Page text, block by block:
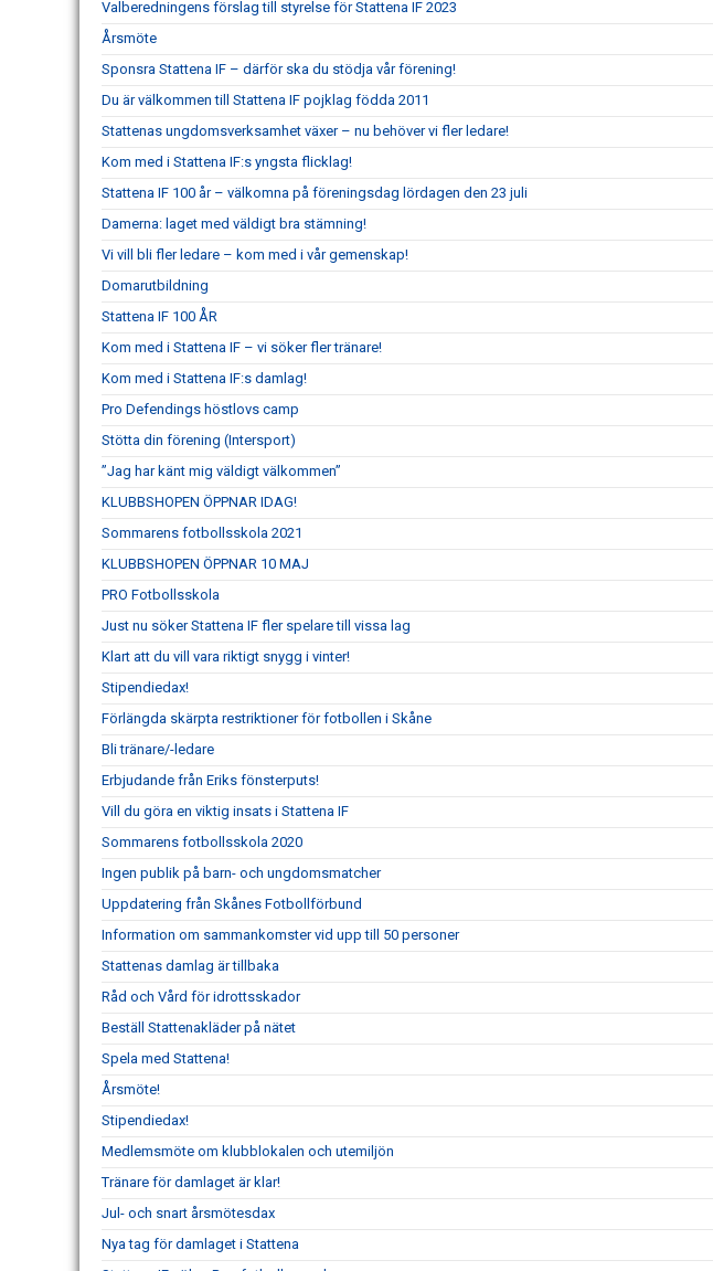
Valberedningens förslag till styrelse för Stattena IF 2023
Årsmöte
Sponsra Stattena IF – därför ska du stödja vår förening!
Du är välkommen till Stattena IF pojklag födda 2011
Stattenas ungdomsverksamhet växer – nu behöver vi fler ledare!
Kom med i Stattena IF:s yngsta flicklag!
Stattena IF 100 år – välkomna på föreningsdag lördagen den 23 juli
Damerna: laget med väldigt bra stämning!
Vi vill bli fler ledare – kom med i vår gemenskap!
Domarutbildning
Stattena IF 100 ÅR
Kom med i Stattena IF – vi söker fler tränare!
Kom med i Stattena IF:s damlag!
Pro Defendings höstlovs camp
Stötta din förening (Intersport)
”Jag har känt mig väldigt välkommen”
KLUBBSHOPEN ÖPPNAR IDAG!
Sommarens fotbollsskola 2021
KLUBBSHOPEN ÖPPNAR 10 MAJ
PRO Fotbollsskola
Just nu söker Stattena IF fler spelare till vissa lag
Klart att du vill vara riktigt snygg i vinter!
Stipendiedax!
Förlängda skärpta restriktioner för fotbollen i Skåne
Bli tränare/-ledare
Erbjudande från Eriks fönsterputs!
Vill du göra en viktig insats i Stattena IF
Sommarens fotbollsskola 2020
Ingen publik på barn- och ungdomsmatcher
Uppdatering från Skånes Fotbollförbund
Information om sammankomster vid upp till 50 personer
Stattenas damlag är tillbaka
Råd och Vård för idrottsskador
Beställ Stattenakläder på nätet
Spela med Stattena!
Årsmöte!
Stipendiedax!
Medlemsmöte om klubblokalen och utemiljön
Tränare för damlaget är klar!
Jul- och snart årsmötesdax
Nya tag för damlaget i Stattena